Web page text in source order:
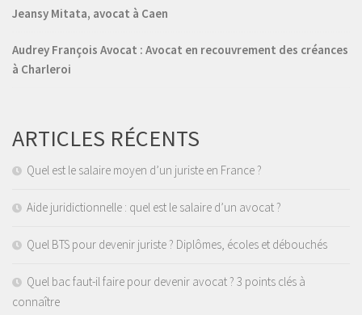
Jeansy Mitata, avocat à Caen
Audrey François Avocat : Avocat en recouvrement des créances
à Charleroi
ARTICLES RÉCENTS
Quel est le salaire moyen d’un juriste en France ?
Aide juridictionnelle : quel est le salaire d’un avocat ?
Quel BTS pour devenir juriste ? Diplômes, écoles et débouchés
Quel bac faut-il faire pour devenir avocat ? 3 points clés à
connaître